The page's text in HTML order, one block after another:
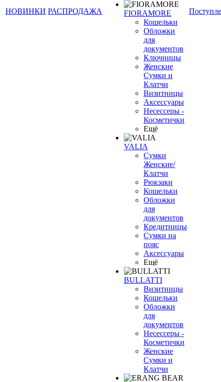
НОВИНКИ РАСПРОДАЖА
FIORAMORE
Кошельки
Обложки
для
документов
Ключницы
Женские
Сумки и
Клатчи
Визитницы
Аксессуары
Несессеры -
Косметички
Ещё
VALIA
Сумки
Женские/
Клатчи
Рюкзаки
Кошельки
Обложки
для
документов
Кредитницы
Сумки на
пояс
Аксессуары
Ещё
BULLATTI
Визитницы
Кошельки
Обложки
для
документов
Несессеры -
Косметички
Женские
Сумки и
Клатчи